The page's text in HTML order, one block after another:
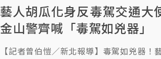
藝人胡瓜化身反毒駕交通
金山警齊喊「毒駕如兇器」
【記者曾伯愷／新北報導】毒駕如兇器！